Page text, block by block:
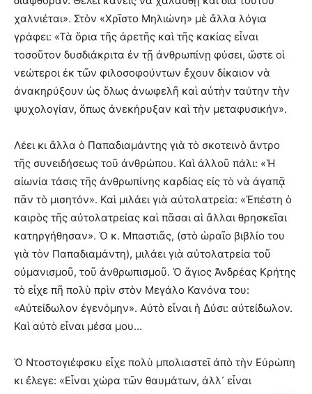
χαλνιέται». Στὸν «Χρῖστο Μηλιώνη» μὲ ἄλλα λόγια
γράφει: «Τὰ ὅρια τῆς ἀρετῆς καὶ τῆς κακίας εἶναι
τοσοῦτον δυσδιάκριτα ἐν τῇ ἀνθρωπίνῃ φύσει, ὥστε οἱ
νεώτεροι ἐκ τῶν φιλοσοφούντων ἔχουν δίκαιον νὰ
ἀνακηρύξουν ὡς ὅλως ἀνωφελῆ καὶ αὐτὴν ταύτην τὴν
ψυχολογίαν, ὅπως ἀνεκήρυξαν καὶ τὴν μεταφυσικήν».
Λέει κι ἄλλα ὁ Παπαδιαμάντης γιὰ τὸ σκοτεινὸ ἄντρο
τῆς συνειδήσεως τοῦ ἀνθρώπου. Καὶ ἀλλοῦ πάλι: «Ἡ
αἰωνία τάσις τῆς ἀνθρωπίνης καρδίας εἰς τὸ νὰ ἀγαπᾷ
πᾶν τὸ μισητόν». Καὶ μιλάει γιὰ αὐτολατρεία: «Ἐπέστη ὁ
καιρὸς τῆς αὐτολατρείας καὶ πᾶσαι αἱ ἄλλαι θρησκεῖαι
κατηργήθησαν». Ὁ κ. Μπαστιᾶς, (στὸ ὡραῖο βιβλίο του
γιὰ τὸν Παπαδιαμάντη), μιλάει γιὰ αὐτολατρεία τοῦ
οὐμανισμοῦ, τοῦ ἀνθρωπισμοῦ. Ὁ ἅγιος Ἀνδρέας Κρήτης
τὸ εἶχε πῆ πολὺ πρὶν στὸν Μεγάλο Κανόνα του:
«Αὐτείδωλον ἐγενόμην». Αὐτὸ εἶναι ἡ Δύσι: αὐτείδωλον.
Καὶ αὐτὸ εἶναι μέσα μου…
Ὁ Ντοστογιέφσκυ εἶχε πολὺ μπολιαστεῖ ἀπὸ τὴν Εὐρώπη
κι ἔλεγε: «Εἶναι χώρα τῶν θαυμάτων, ἀλλ᾿ εἶναι